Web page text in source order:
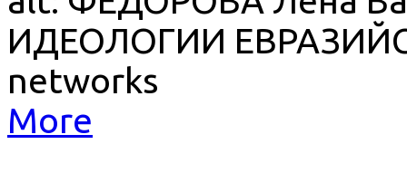
ИДЕОЛОГИИ
networks
More